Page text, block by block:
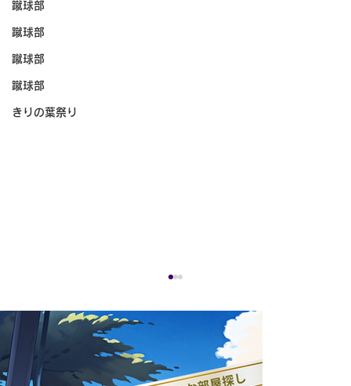
蹴球部
蹴球部
蹴球部
蹴球部
きりの葉祭り